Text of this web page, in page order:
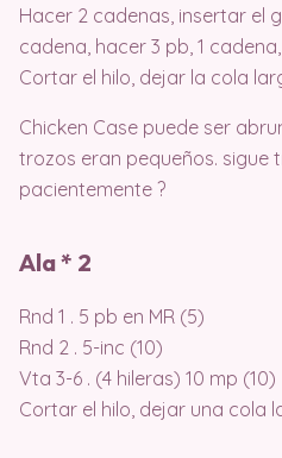
Hacer 2 cadenas, insertar el
cadena, hacer 3 pb, 1
Cortar el hilo, dejar la cola
Chicken Case puede ser
trozos eran pequeños.
pacientemente ?
Ala * 2
Rnd 1 . 5 pb en MR (5)
Rnd 2 . 5-inc (10)
Vta 3-6 . (4 hileras) 10 mp (10)
Cortar el hilo, dejar una cola